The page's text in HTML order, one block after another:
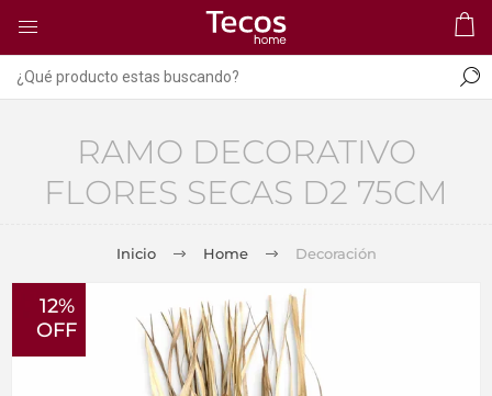
RAMO DECORATIVO
FLORES SECAS D2 75CM
Inicio Home Decoración
12%
OFF